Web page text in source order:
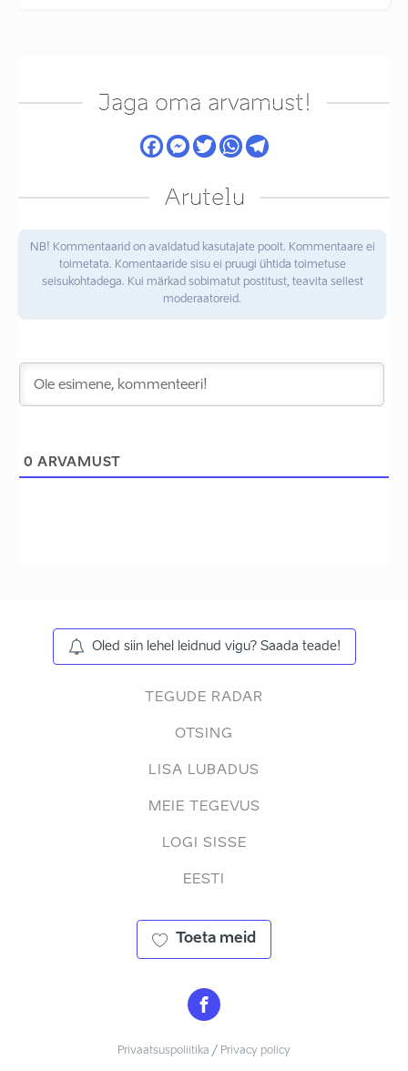
Jaga oma arvamust!
Arutelu
NB! Kommentaarid on avaldatud kasutajate poolt. Kommentaare ei
toimetata. Komentaaride sisu ei pruugi ühtida toimetuse
seisukohtadega. Kui märkad sobimatut postitust, teavita sellest
moderaatoreid.
0 ARVAMUST
Oled siin lehel leidnud vigu? Saada teade!
TEGUDE RADAR
OTSING
LISA LUBADUS
MEIE TEGEVUS
LOGI SISSE
EESTI
Toeta meid
Privaatsuspoliitika / Privacy policy